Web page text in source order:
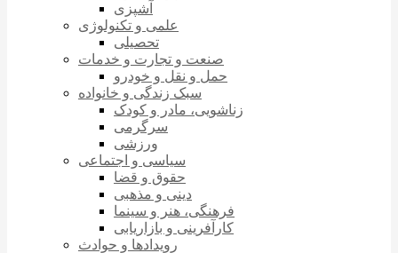
آشپزی
علمی و تکنولوژی
تحصیلی
صنعت و تجارت و خدمات
حمل و نقل و خودرو
سبک زندگی و خانواده
زناشویی، مادر و کودک
سرگرمی
ورزشی
سیاسی و اجتماعی
حقوق و قضا
دینی و مذهبی
فرهنگی، هنر و سینما
کارآفرینی و بازاریابی
رویدادها و حوادث